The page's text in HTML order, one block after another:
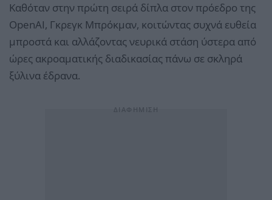
Καθόταν στην πρώτη σειρά δίπλα στον πρόεδρο της
OpenAI, Γκρεγκ Μπρόκμαν, κοιτώντας συχνά ευθεία
μπροστά και αλλάζοντας νευρικά στάση ύστερα από
ώρες ακροαματικής διαδικασίας πάνω σε σκληρά
ξύλινα έδρανα.